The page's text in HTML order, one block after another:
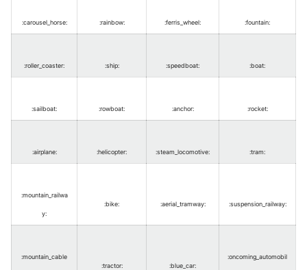
:carousel_horse: :rainbow: :ferris_wheel: :fountain:
:roller_coaster: :ship: :speedboat: :boat:
:sailboat: :rowboat: :anchor: :rocket:
:airplane: :helicopter: :steam_locomotive: :tram:
:mountain_railwa
y:
:bike: :aerial_tramway: :suspension_railway:
:mountain_cable
:tractor: :blue_car:
:oncoming_automobil